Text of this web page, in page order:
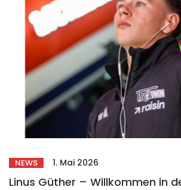
NEWS 1. Mai 2026
Linus Güther – Willkommen in